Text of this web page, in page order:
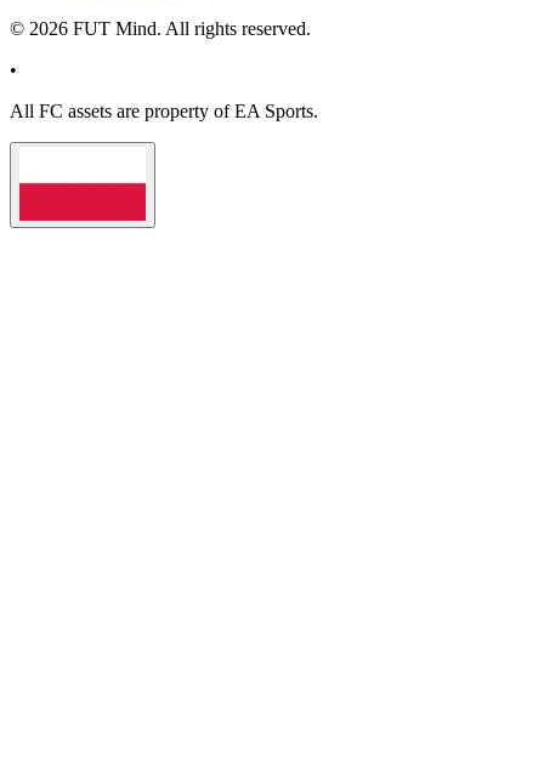
© 2026 FUT Mind. All rights reserved.
•
All FC assets are property of EA Sports.